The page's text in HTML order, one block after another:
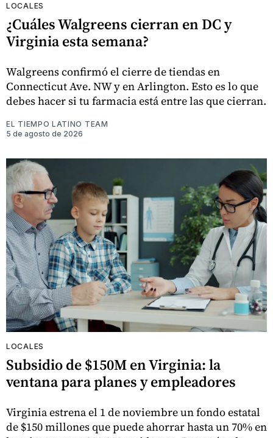
LOCALES
¿Cuáles Walgreens cierran en DC y
Virginia esta semana?
Walgreens confirmó el cierre de tiendas en
Connecticut Ave. NW y en Arlington. Esto es lo que
debes hacer si tu farmacia está entre las que cierran.
EL TIEMPO LATINO TEAM
5 de agosto de 2026
LOCALES
Subsidio de $150M en Virginia: la
ventana para planes y empleadores
Virginia estrena el 1 de noviembre un fondo estatal
de $150 millones que puede ahorrar hasta un 70% en